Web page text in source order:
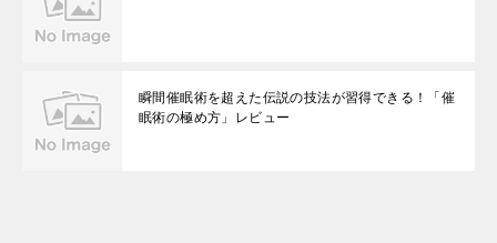
瞬間催眠術を超えた伝説の技法が習得できる！「催
眠術の極め方」レビュー